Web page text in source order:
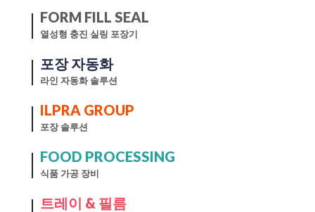
FORM FILL SEAL
열성형 충진 실링 포장기
포장 자동화
라인 자동화 솔루션
ILPRA GROUP
포장 솔루션
FOOD PROCESSING
식품 가공 장비
트레이 & 필름